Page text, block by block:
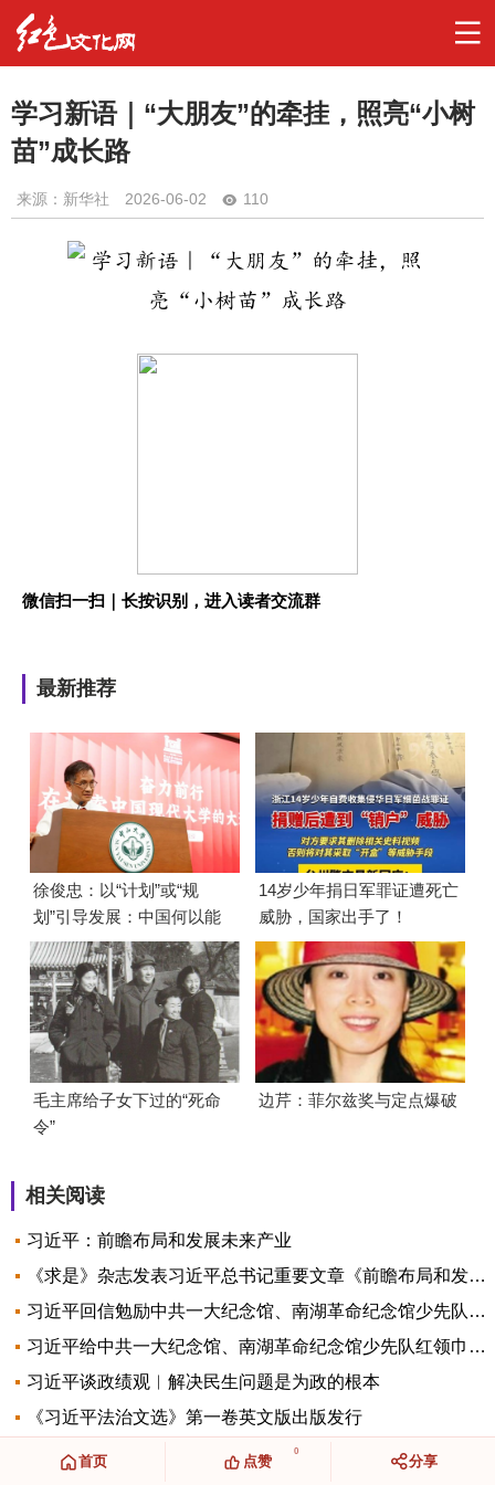
学习新语｜“大朋友”的牵挂，照亮“小树
苗”成长路
来源：新华社 2026-06-02 110
微信扫一扫｜长按识别，进入读者交流群
最新推荐
徐俊忠：以“计划”或“规
划”引导发展：中国何以能
够成功
14岁少年捐日军罪证遭死亡
威胁，国家出手了！
毛主席给子女下过的“死命
令”
边芹：菲尔兹奖与定点爆破
相关阅读
习近平：前瞻布局和发展未来产业
《求是》杂志发表习近平总书记重要文章《前瞻布局和发展未来产业》
习近平回信勉励中共一大纪念馆、南湖革命纪念馆少先队红领巾讲解员
习近平给中共一大纪念馆、南湖革命纪念馆少先队红领巾讲解员的回信
习近平谈政绩观︱解决民生问题是为政的根本
《习近平法治文选》第一卷英文版出版发行
首页
0
点赞 分享